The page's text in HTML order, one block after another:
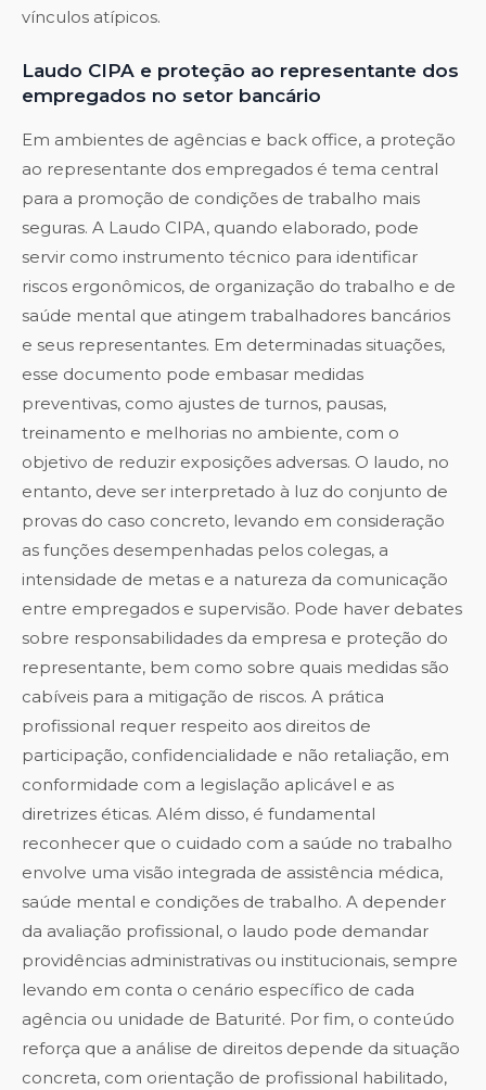
vínculos atípicos.
Laudo CIPA e proteção ao representante dos
empregados no setor bancário
Em ambientes de agências e back office, a proteção
ao representante dos empregados é tema central
para a promoção de condições de trabalho mais
seguras. A Laudo CIPA, quando elaborado, pode
servir como instrumento técnico para identificar
riscos ergonômicos, de organização do trabalho e de
saúde mental que atingem trabalhadores bancários
e seus representantes. Em determinadas situações,
esse documento pode embasar medidas
preventivas, como ajustes de turnos, pausas,
treinamento e melhorias no ambiente, com o
objetivo de reduzir exposições adversas. O laudo, no
entanto, deve ser interpretado à luz do conjunto de
provas do caso concreto, levando em consideração
as funções desempenhadas pelos colegas, a
intensidade de metas e a natureza da comunicação
entre empregados e supervisão. Pode haver debates
sobre responsabilidades da empresa e proteção do
representante, bem como sobre quais medidas são
cabíveis para a mitigação de riscos. A prática
profissional requer respeito aos direitos de
participação, confidencialidade e não retaliação, em
conformidade com a legislação aplicável e as
diretrizes éticas. Além disso, é fundamental
reconhecer que o cuidado com a saúde no trabalho
envolve uma visão integrada de assistência médica,
saúde mental e condições de trabalho. A depender
da avaliação profissional, o laudo pode demandar
providências administrativas ou institucionais, sempre
levando em conta o cenário específico de cada
agência ou unidade de Baturité. Por fim, o conteúdo
reforça que a análise de direitos depende da situação
concreta, com orientação de profissional habilitado,